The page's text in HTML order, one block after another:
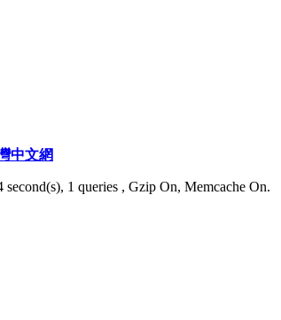
中文網
second(s), 1 queries , Gzip On, Memcache On.